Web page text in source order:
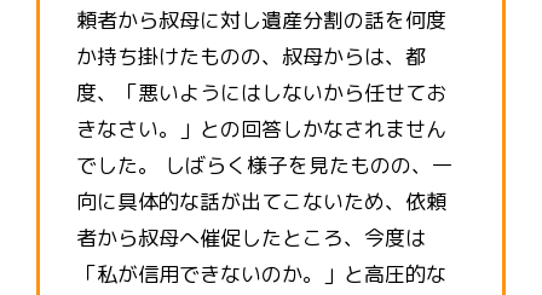
頼者から叔母に対し遺産分割の話を何度
か持ち掛けたものの、叔母からは、都
度、「悪いようにはしないから任せてお
きなさい。」との回答しかなされません
でした。 しばらく様子を見たものの、一
向に具体的な話が出てこないため、依頼
者から叔母へ催促したところ、今度は
「私が信用できないのか。」と高圧的な